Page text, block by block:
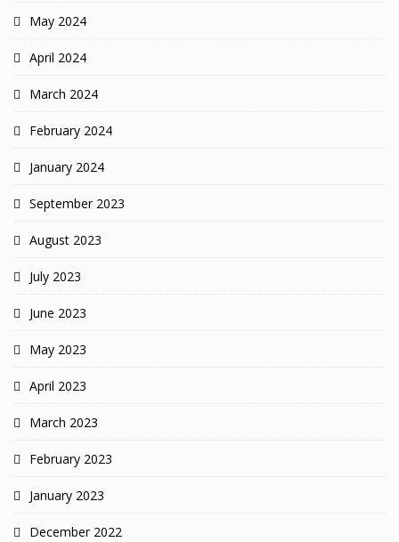
May 2024
April 2024
March 2024
February 2024
January 2024
September 2023
August 2023
July 2023
June 2023
May 2023
April 2023
March 2023
February 2023
January 2023
December 2022